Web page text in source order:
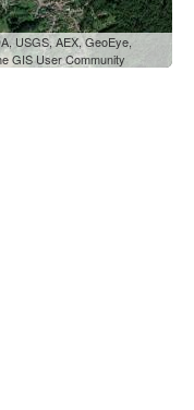
USGS, AEX, GeoEye,
GIS User Community